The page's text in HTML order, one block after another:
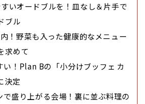
いオードブルを！皿なし＆片手で
ブル
！野菜も入った健康的なメニュー
求めて
！Plan Bの「小分けブッフェ カ
決定
で盛り上がる会場！裏に並ぶ料理の